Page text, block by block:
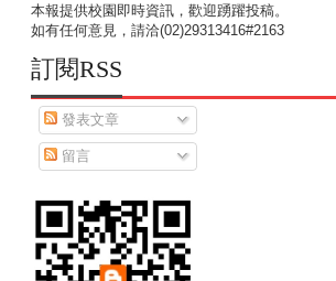
本報提供校園即時資訊，歡迎踴躍投稿。
如有任何意見，請洽(02)29313416#2163
訂閱RSS
發表文章
留言